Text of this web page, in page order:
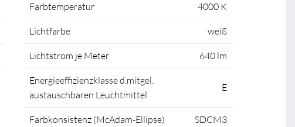
Farbtemperatur 4000 K
Lichtfarbe weiß
Lichtstrom je Meter 640 lm
Energieeffizienzklasse d.mitgel.
austauschbaren Leuchtmittel
E
Farbkonsistenz (McAdam-Ellipse) SDCM3